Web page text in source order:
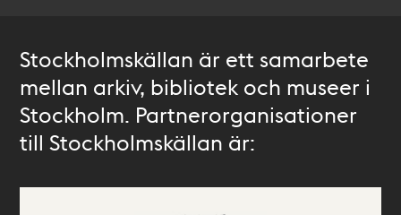
Stockholmskällan är ett samarbete
mellan arkiv, bibliotek och museer i
Stockholm. Partnerorganisationer
till Stockholmskällan är: